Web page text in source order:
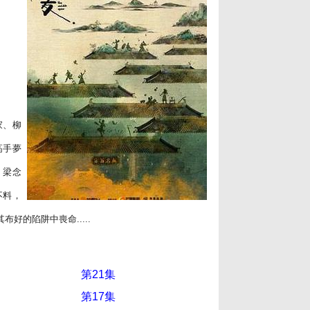
、柳
手夢
梁念
，
布好的陷阱中喪命.....
第21集
第17集